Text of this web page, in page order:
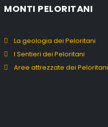
MONTI PELORITANI
La geologia dei Peloritani
I Sentieri dei Peloritani
Aree attrezzate dei Peloritani